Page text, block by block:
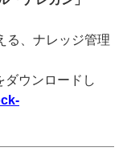
る、ナレッジ管理
ダウンロードし